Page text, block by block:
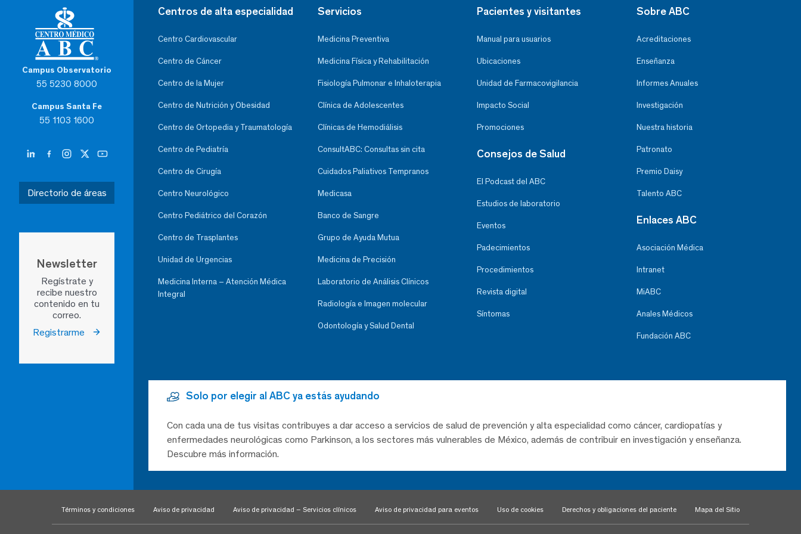
Campus Observatorio
55 5230 8000
Campus Santa Fe
55 1103 1600
Directorio de áreas
Newsletter
Regístrate y
recibe nuestro
contenido en tu
correo.
Registrarme
Centros de alta especialidad
Centro Cardiovascular
Centro de Cáncer
Centro de la Mujer
Centro de Nutrición y Obesidad
Centro de Ortopedia y Traumatología
Centro de Pediatría
Centro de Cirugía
Centro Neurológico
Centro Pediátrico del Corazón
Centro de Trasplantes
Unidad de Urgencias
Medicina Interna – Atención Médica
Integral
Servicios
Medicina Preventiva
Medicina Física y Rehabilitación
Fisiología Pulmonar e Inhaloterapia
Clínica de Adolescentes
Clínicas de Hemodiálisis
ConsultABC: Consultas sin cita
Cuidados Paliativos Tempranos
Medicasa
Banco de Sangre
Grupo de Ayuda Mutua
Medicina de Precisión
Laboratorio de Análisis Clínicos
Radiología e Imagen molecular
Odontología y Salud Dental
Pacientes y visitantes
Manual para usuarios
Ubicaciones
Unidad de Farmacovigilancia
Impacto Social
Promociones
Consejos de Salud
El Podcast del ABC
Estudios de laboratorio
Eventos
Padecimientos
Procedimientos
Revista digital
Síntomas
Sobre ABC
Acreditaciones
Enseñanza
Informes Anuales
Investigación
Nuestra historia
Patronato
Premio Daisy
Talento ABC
Enlaces ABC
Asociación Médica
Intranet
MiABC
Anales Médicos
Fundación ABC
Solo por elegir al ABC ya estás ayudando
Con cada una de tus visitas contribuyes a dar acceso a servicios de salud de prevención y alta especialidad como cáncer, cardiopatías y
enfermedades neurológicas como Parkinson, a los sectores más vulnerables de México, además de contribuir en investigación y enseñanza.
Descubre más información.
Términos y condiciones Aviso de privacidad Aviso de privacidad – Servicios clínicos Aviso de privacidad para eventos Uso de cookies Derechos y obligaciones del paciente Mapa del Sitio